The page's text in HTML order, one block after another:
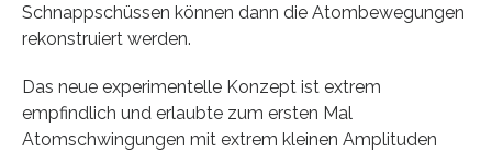
Schnappschüssen können dann die Atombewegungen
rekonstruiert werden.
Das neue experimentelle Konzept ist extrem
empfindlich und erlaubte zum ersten Mal
Atomschwingungen mit extrem kleinen Amplituden